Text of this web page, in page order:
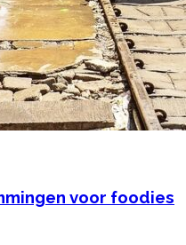
voor foodies